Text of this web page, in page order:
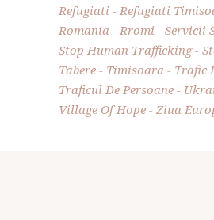
Refugiati
Refugiati
Romania
Rromi
Servicii
Stop Human Trafficking
Tabere
Timisoara
Trafic
Traficul De Persoane
Village Of Hope
Ziua